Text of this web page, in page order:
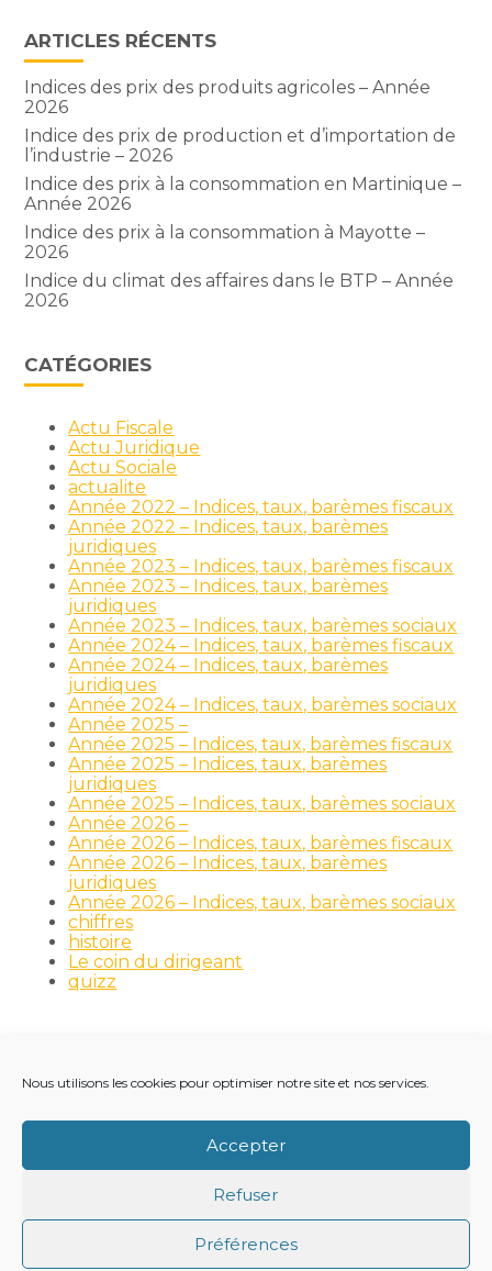
Nous utilisons les cookies pour optimiser notre site et nos services.
Accepter
Refuser
Préférences
ARTICLES RÉCENTS
Indices des prix des produits agricoles – Année
2026
Indice des prix de production et d’importation de
l’industrie – 2026
Indice des prix à la consommation en Martinique –
Année 2026
Indice des prix à la consommation à Mayotte –
2026
Indice du climat des affaires dans le BTP – Année
2026
CATÉGORIES
Actu Fiscale
Actu Juridique
Actu Sociale
actualite
Année 2022 – Indices, taux, barèmes fiscaux
Année 2022 – Indices, taux, barèmes
juridiques
Année 2023 – Indices, taux, barèmes fiscaux
Année 2023 – Indices, taux, barèmes
juridiques
Année 2023 – Indices, taux, barèmes sociaux
Année 2024 – Indices, taux, barèmes fiscaux
Année 2024 – Indices, taux, barèmes
juridiques
Année 2024 – Indices, taux, barèmes sociaux
Année 2025 –
Année 2025 – Indices, taux, barèmes fiscaux
Année 2025 – Indices, taux, barèmes
juridiques
Année 2025 – Indices, taux, barèmes sociaux
Année 2026 –
Année 2026 – Indices, taux, barèmes fiscaux
Année 2026 – Indices, taux, barèmes
juridiques
Année 2026 – Indices, taux, barèmes sociaux
chiffres
histoire
Le coin du dirigeant
quizz
Principale
RECRUTEMENT
NOTRE ACTUALITÉ
VIE DU CABINET
CONTACT
MENTIONS LÉGALES